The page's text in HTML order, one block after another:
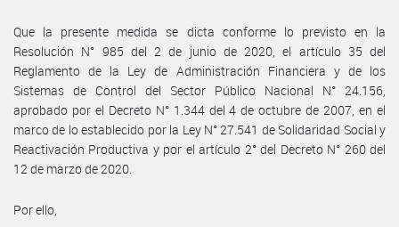
Que la presente medida se dicta conforme lo previsto en la
Resolución N° 985 del 2 de junio de 2020, el artículo 35 del
Reglamento de la Ley de Administración Financiera y de los
Sistemas de Control del Sector Público Nacional N° 24.156,
aprobado por el Decreto N° 1.344 del 4 de octubre de 2007, en el
marco de lo establecido por la Ley N° 27.541 de Solidaridad Social y
Reactivación Productiva y por el artículo 2° del Decreto N° 260 del
12 de marzo de 2020.
Por ello,